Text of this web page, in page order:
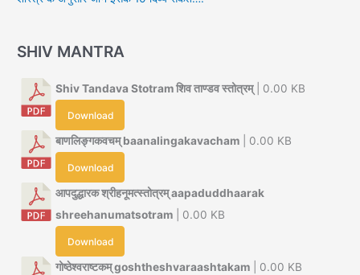
SHIV MANTRA
Shiv Tandava Stotram शिव ताण्डव स्तोत्रम्| 0.00 KB
Download
बाणलिङ्गकवचम् baanalingakavacham | 0.00 KB
Download
आपदुद्धारक श्रीहनूमत्स्तोत्रम् aapaduddhaarak
shreehanumatsotram | 0.00 KB
Download
गोष्ठेश्वराष्टकम् goshtheshvaraashtakam | 0.00 KB